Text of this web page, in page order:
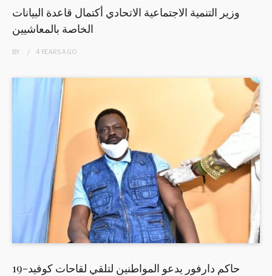
وزير التنمية الاجتماعية الاتحادي أكتمال قاعدة البيانات
الخاصة بالمعاشيين
BY 4 YEARSAGO
حاكم دارفور يدعو المواطنين لتلقي لقاحات كوفيد-19